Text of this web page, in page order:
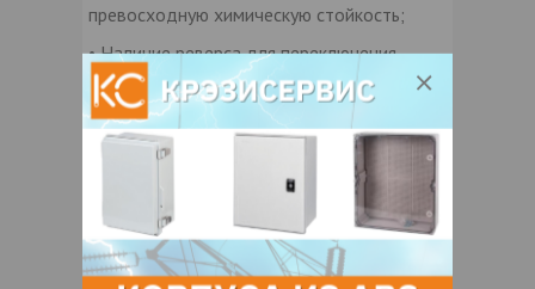
превосходную химическую стойкость;
• Наличие реверса для переключения
направления подачи раствора реагента;
•Отличная химическая совместимость со
всеми промывочными реагентами в любой
концентрации, представленными на рынке
•Возможность поставки установок
«АкваProf» в комплекте с реагентами